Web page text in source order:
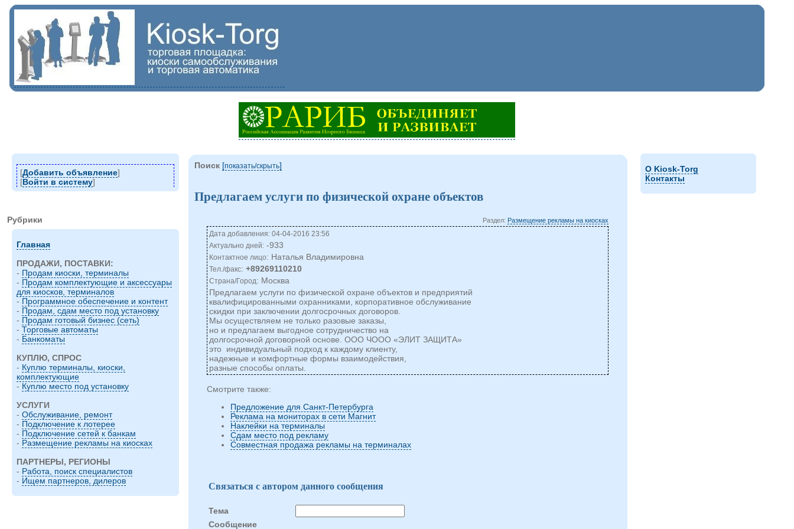
[Добавить объявление]
[Войти в систему]
Рубрики
Главная
ПРОДАЖИ, ПОСТАВКИ:
- Продам киоски, терминалы
- Продам комплектующие и аксессуары
для киосков, терминалов
- Программное обеспечение и контент
- Продам, сдам место под установку
- Продам готовый бизнес (сеть)
- Торговые автоматы
- Банкоматы
КУПЛЮ, СПРОС
- Куплю терминалы, киоски,
комплектующие
- Куплю место под установку
УСЛУГИ
- Обслуживание, ремонт
- Подключение к лотерее
- Подключение сетей к банкам
- Размещение рекламы на киосках
ПАРТНЕРЫ, РЕГИОНЫ
- Работа, поиск специалистов
- Ищем партнеров, дилеров
Поиск [показать/cкрыть]
Предлагаем услуги по физической охране объектов
Раздел: Размещение рекламы на киосках
Дата добавления: 04-04-2016 23:56
Актуально дней: -933
Контактное лицо: Наталья Владимировна
Тел./факс:+89269110210
Страна/Город: Москва
Предлагаем услуги по физической охране объектов и предприятий
квалифицированными охранниками, корпоративное обслуживание
скидки при заключении долгосрочных договоров.
Мы осуществляем не только разовые заказы,
но и предлагаем выгодное сотрудничество на
долгосрочной договорной основе. ООО ЧООО «ЭЛИТ ЗАЩИТА»
это индивидуальный подход к каждому клиенту,
надежные и комфортные формы взаимодействия,
разные способы оплаты.
Смотрите также:
Предложение для Санкт-Петербурга
Реклама на мониторах в сети Магнит
Наклейки на терминалы
Сдам место под рекламу
Совместная продажа рекламы на терминалах
Связаться с автором данного сообщения
Тема
Cообщение
О Kiosk-Torg
Контакты